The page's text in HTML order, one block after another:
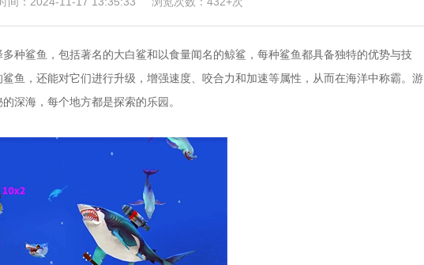
种鲨鱼，包括著名的大白鲨和以食量闻名的鲸鲨，每种鲨鱼都具备独特的优势与技
鱼，还能对它们进行升级，增强速度、咬合力和加速等属性，从而在海洋中称霸。游
深海，每个地方都是探索的乐园。